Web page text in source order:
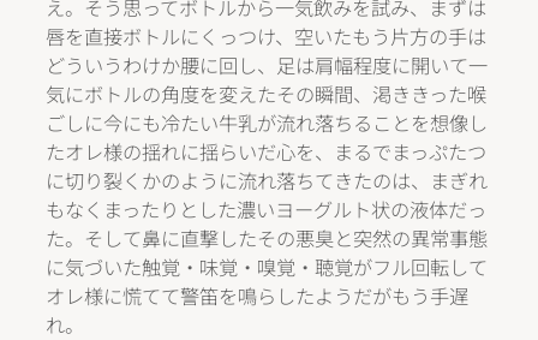
え。そう思ってボトルから一気飲みを試み、まずは
唇を直接ボトルにくっつけ、空いたもう片方の手は
どういうわけか腰に回し、足は肩幅程度に開いて一
気にボトルの角度を変えたその瞬間、渇ききった喉
ごしに今にも冷たい牛乳が流れ落ちることを想像し
たオレ様の揺れに揺らいだ心を、まるでまっぷたつ
に切り裂くかのように流れ落ちてきたのは、まぎれ
もなくまったりとした濃いヨーグルト状の液体だっ
た。そして鼻に直撃したその悪臭と突然の異常事態
に気づいた触覚・味覚・嗅覚・聴覚がフル回転して
オレ様に慌てて警笛を鳴らしたようだがもう手遅
れ。